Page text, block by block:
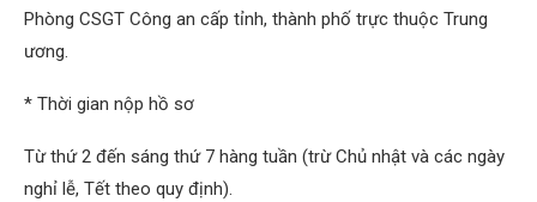
Phòng CSGT Công an cấp tỉnh, thành phố trực thuộc Trung
ương.
* Thời gian nộp hồ sơ
Từ thứ 2 đến sáng thứ 7 hàng tuần (trừ Chủ nhật và các ngày
nghỉ lễ, Tết theo quy định).